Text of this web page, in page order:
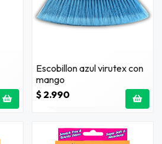
Escobillon azul virutex con
mango
$ 2.990